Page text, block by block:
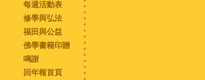
每週活動表
修學與弘法
福田與公益
佛學書籍印贈
鳴謝
回年報首頁